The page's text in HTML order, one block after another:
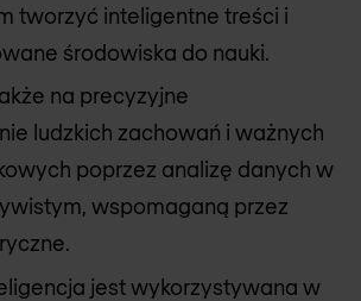
tworzyć inteligentne treści i
środowiska do nauki.
na precyzyjne
ludzkich zachowań i ważnych
poprzez analizę danych w
wspomaganą przez
jest wykorzystywana w